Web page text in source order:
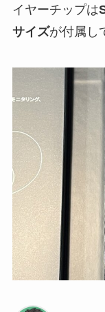
イヤーチップは
サイズが付属し